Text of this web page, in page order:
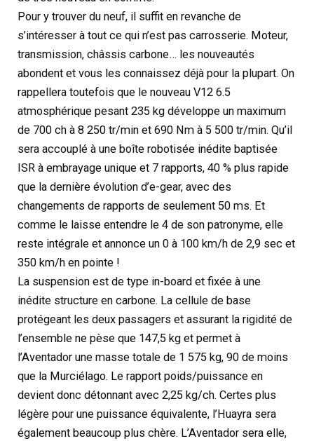
Pour y trouver du neuf, il suffit en revanche de
s’intéresser à tout ce qui n’est pas carrosserie. Moteur,
transmission, châssis carbone… les nouveautés
abondent et vous les connaissez déjà pour la plupart. On
rappellera toutefois que le nouveau V12 6.5
atmosphérique pesant 235 kg développe un maximum
de 700 ch à 8 250 tr/min et 690 Nm à 5 500 tr/min. Qu’il
sera accouplé à une boîte robotisée inédite baptisée
ISR à embrayage unique et 7 rapports, 40 % plus rapide
que la dernière évolution d’e-gear, avec des
changements de rapports de seulement 50 ms. Et
comme le laisse entendre le 4 de son patronyme, elle
reste intégrale et annonce un 0 à 100 km/h de 2,9 sec et
350 km/h en pointe !
La suspension est de type in-board et fixée à une
inédite structure en carbone. La cellule de base
protégeant les deux passagers et assurant la rigidité de
l’ensemble ne pèse que 147,5 kg et permet à
l’Aventador une masse totale de 1 575 kg, 90 de moins
que la Murciélago. Le rapport poids/puissance en
devient donc détonnant avec 2,25 kg/ch. Certes plus
légère pour une puissance équivalente, l’Huayra sera
également beaucoup plus chère. L’Aventador sera elle,